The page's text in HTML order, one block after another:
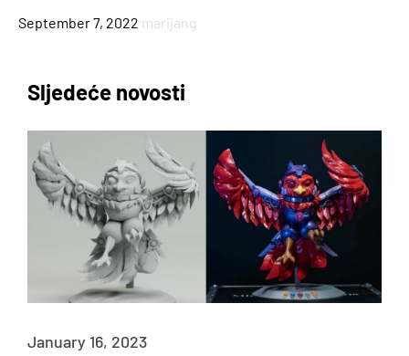
September 7, 2022·marijang
Sljedeće novosti
January 16, 2023
3D PRINTERI